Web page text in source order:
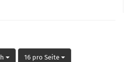
16 pro Seite
pro Seite